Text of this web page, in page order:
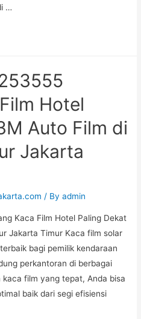
…
Hotel
Auto Film di
Jakarta
/ Byadmin
Kaca Film Hotel Paling Dekat
Jakarta Timur Kaca film solar
bagi pemilik kendaraan
perkantoran di berbagai
film yang tepat, Anda bisa
baik dari segi efisiensi